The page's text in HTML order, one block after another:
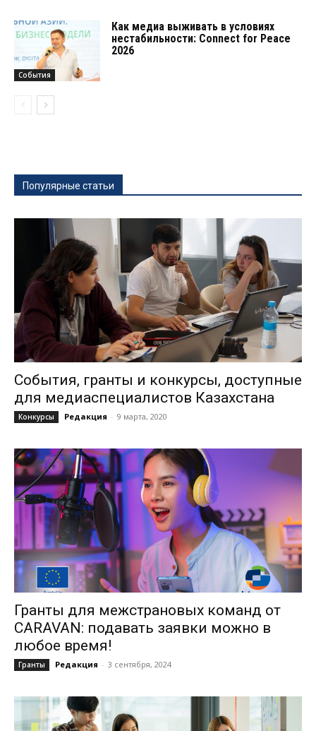
События
Как медиа выживать в условиях
нестабильности: Connect for Peace
2026
Популярные статьи
События, гранты и конкурсы, доступные
для медиаспециалистов Казахстана
Конкурсы Редакция - 9 марта, 2020
Гранты для межстрановых команд от
CARAVAN: подавать заявки можно в
любое время!
Гранты Редакция - 3 сентября, 2024